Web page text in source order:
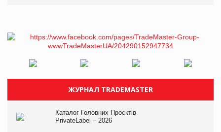
ЖУРНАЛ TRADEMASTER
Каталог Головних Проєктів
PrivateLabel – 2026